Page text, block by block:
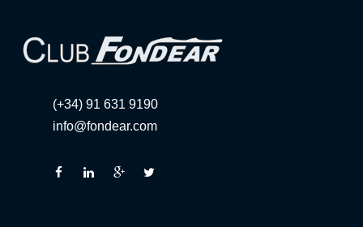
(+34) 91 631 9190
info@fondear.com